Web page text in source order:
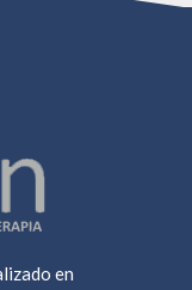
en